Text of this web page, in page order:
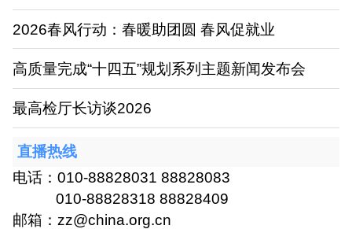
2026春风行动：春暖助团圆 春风促就业
高质量完成“十四五”规划系列主题新闻发布会
最高检厅长访谈2026
直播热线
电话：010-88828031 88828083
010-88828318 88828409
邮箱：zz@china.org.cn